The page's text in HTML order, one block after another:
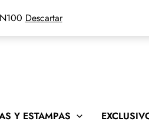
Descartar
Y ESTAMPAS